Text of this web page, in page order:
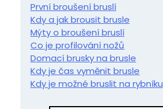
První broušení bruslí
Kdy a jak brousit brusle
Mýty o broušení bruslí
Co je profilování nožů
Domací brusky na brusle
Kdy je čas vyměnit brusle
Kdy je možné bruslit na rybníku